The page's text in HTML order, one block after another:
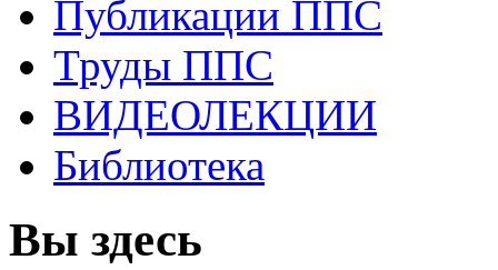
Публикации ППС
Труды ППС
ВИДЕОЛЕКЦИИ
Библиотека
Вы здесь